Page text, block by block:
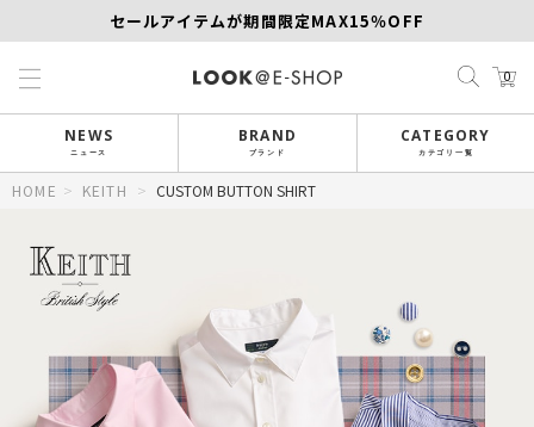
セールアイテムが期間限定MAX15％OFF
0
NEWS
ニュース
BRAND
ブランド
CATEGORY
カテゴリ一覧
HOME > KEITH > CUSTOM BUTTON SHIRT